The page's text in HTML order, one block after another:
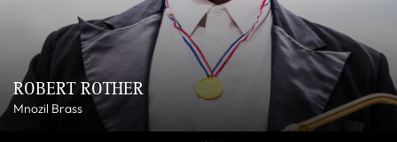
ROBERT ROTHER
Mnozil Brass